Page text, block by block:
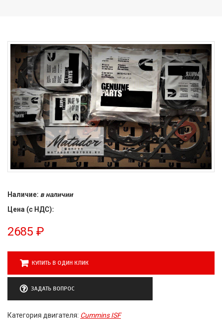
Наличие: в наличии
Цена (с НДС):
2685 ₽
КУПИТЬ В ОДИН КЛИК
ЗАДАТЬ ВОПРОС
Категория двигателя: Cummins ISF